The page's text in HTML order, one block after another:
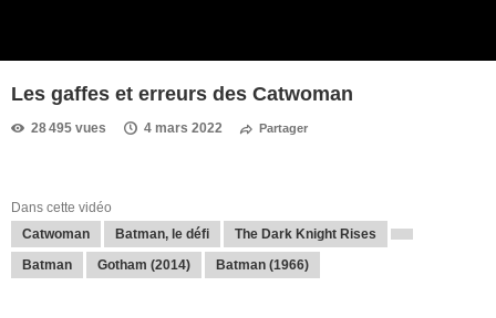
Les gaffes et erreurs des Catwoman
28 495 vues 4 mars 2022 Partager
Dans cette vidéo
Catwoman
Batman, le défi The Dark Knight Rises
Batman Gotham (2014) Batman (1966)